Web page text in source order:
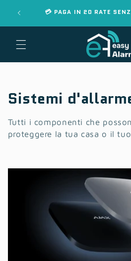
direttamente💳 PAGA IN 20 RATE
C
o
l
e
Sistemi
Tutti i componenti che
proteggere la tua casa o il